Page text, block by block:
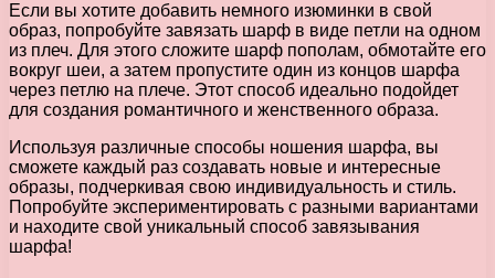
Если вы хотите добавить немного изюминки в свой
образ, попробуйте завязать шарф в виде петли на одном
из плеч. Для этого сложите шарф пополам, обмотайте его
вокруг шеи, а затем пропустите один из концов шарфа
через петлю на плече. Этот способ идеально подойдет
для создания романтичного и женственного образа.
Используя различные способы ношения шарфа, вы
сможете каждый раз создавать новые и интересные
образы, подчеркивая свою индивидуальность и стиль.
Попробуйте экспериментировать с разными вариантами
и находите свой уникальный способ завязывания
шарфа!